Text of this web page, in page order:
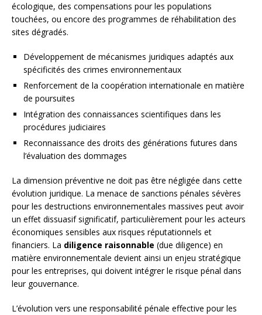
écologique, des compensations pour les populations
touchées, ou encore des programmes de réhabilitation des
sites dégradés.
Développement de mécanismes juridiques adaptés aux
spécificités des crimes environnementaux
Renforcement de la coopération internationale en matière
de poursuites
Intégration des connaissances scientifiques dans les
procédures judiciaires
Reconnaissance des droits des générations futures dans
l’évaluation des dommages
La dimension préventive ne doit pas être négligée dans cette
évolution juridique. La menace de sanctions pénales sévères
pour les destructions environnementales massives peut avoir
un effet dissuasif significatif, particulièrement pour les acteurs
économiques sensibles aux risques réputationnels et
financiers. La diligence raisonnable (due diligence) en
matière environnementale devient ainsi un enjeu stratégique
pour les entreprises, qui doivent intégrer le risque pénal dans
leur gouvernance.
L’évolution vers une responsabilité pénale effective pour les